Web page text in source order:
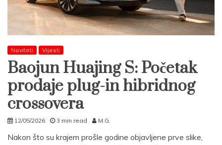
Noviteti Vijesti
Baojun Huajing S: Početak
prodaje plug-in hibridnog
crossovera
12/05/2026 3 min read M.G.
Nakon što su krajem prošle godine objavljene prve slike,